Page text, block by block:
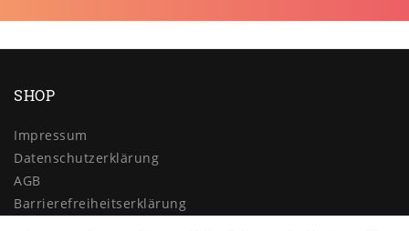
SHOP
Impressum
Daten­schutz­erklärung
AGB
Barrierefreiheitserklärung